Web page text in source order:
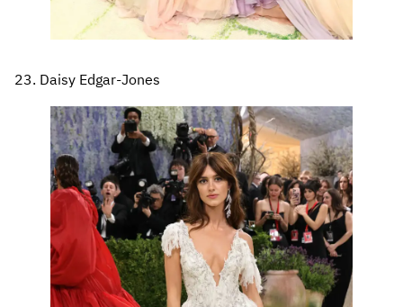
23. Daisy Edgar-Jones